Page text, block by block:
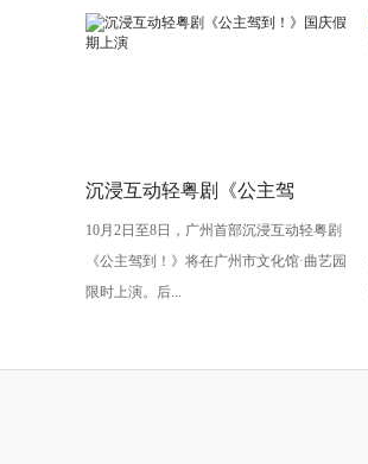
沉浸互动轻粤剧《公主驾
到！》国庆假期上演
10月2日至8日，广州首部沉浸互动轻粤剧
《公主驾到！》将在广州市文化馆·曲艺园
限时上演。后...